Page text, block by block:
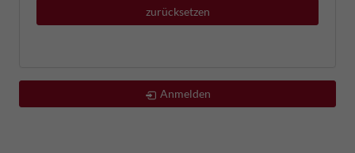
zurücksetzen
Anmelden